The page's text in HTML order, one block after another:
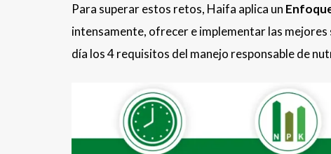
Para superar estos retos, Haifa aplica un
intensamente, ofrecer e implementar las
día los 4 requisitos del manejo responsable de